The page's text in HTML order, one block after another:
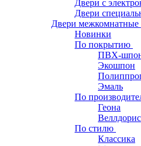
Двери с
Двери
Двери межкомнатные
Новинки
По покрытию
ПВХ-
Экошпон
Эмаль
По
Геона
Веллдорис
По стилю
Классика